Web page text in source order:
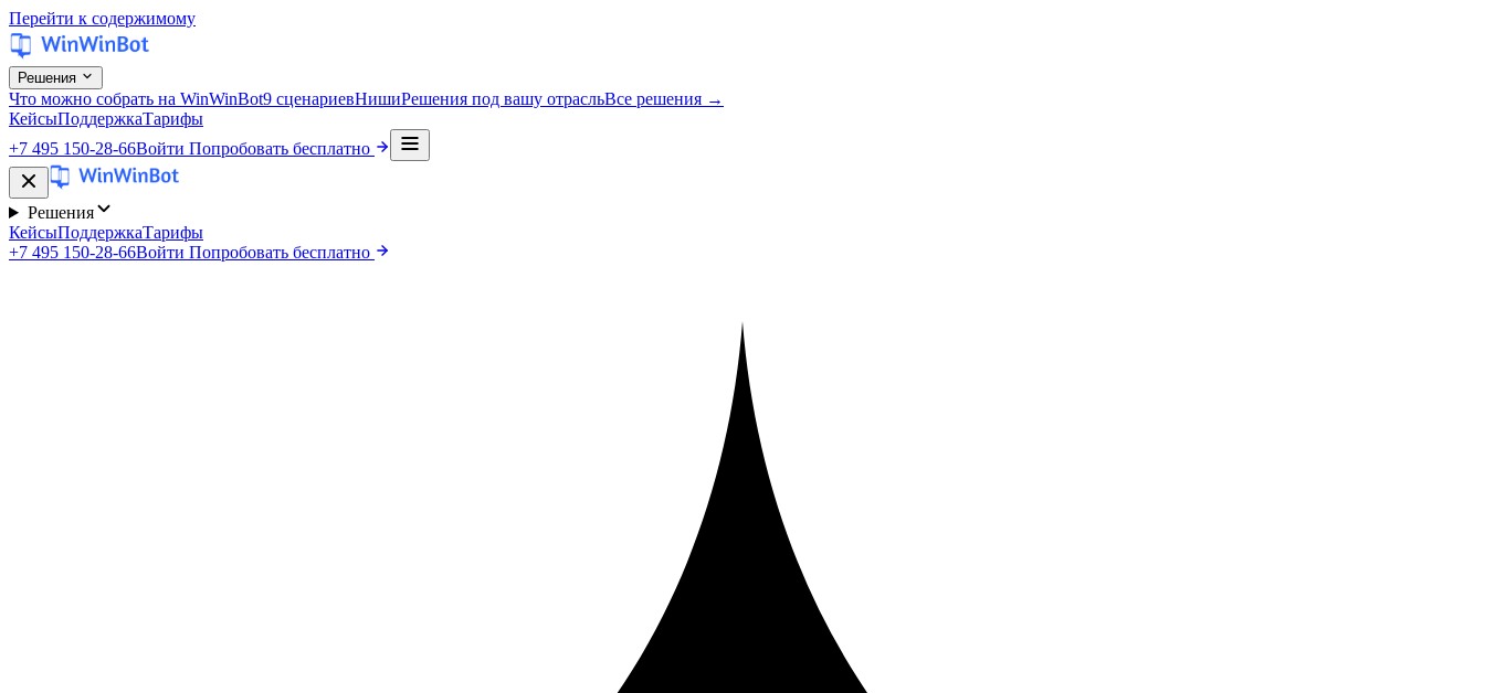
Перейти к содержимому
Решения
Что можно собрать на WinWinBot9 сценариевНишиРешения под вашу отрасльВсе решения →
КейсыПоддержкаТарифы
+7 495 150-28-66Войти Попробовать бесплатно
Решения
КейсыПоддержкаТарифы
+7 495 150-28-66Войти Попробовать бесплатно